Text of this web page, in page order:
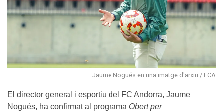
Jaume Nogués en una imatge d'arxiu / FCA
El director general i esportiu del FC Andorra, Jaume
Nogués, ha confirmat al programa Obert per